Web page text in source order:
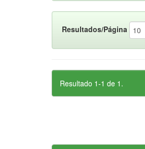
Resultados/Página
Resultado 1-1 de 1.